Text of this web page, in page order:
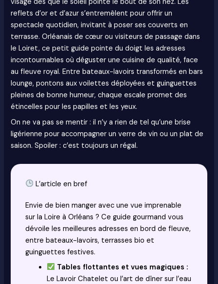
reflets d’or et d’azur s’entremêlent pour offrir un
spectacle quotidien, invitant à poser ses couverts en
terrasse. Orléanais de cœur ou visiteurs de passage dans
le Loiret, ce petit guide pointe du doigt les adresses
incontournables où déguster une cuisine de qualité, face
au fleuve royal. Entre bateaux-lavoirs transformés en bars
lounge, pontons aux voilettes déployées et guinguettes
pleines de bonne humeur, chaque escale promet des
étincelles pour les papilles et les yeux.
On ne va pas se mentir : il n’y a rien de tel qu’une brise
ligérienne pour accompagner un verre de vin ou un plat de
saison. Spoiler : c’est toujours un régal.
L’article en bref
Envie de bien manger avec une vue imprenable
sur la Loire à Orléans ? Ce guide gourmand vous
dévoile les meilleures adresses en bord de fleuve,
entre bateaux-lavoirs, terrasses bio et
guinguettes festives.
Tables flottantes et vues magiques :
Le Lavoir Chatelet ou l’art de dîner sur l’eau